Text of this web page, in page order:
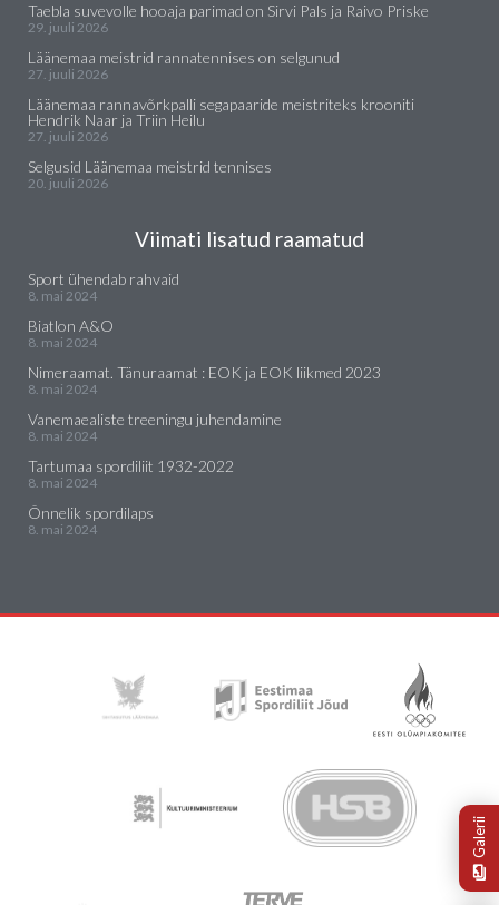
Galerii
Taebla suvevolle hooaja parimad on Sirvi Pals ja Raivo Priske
29. juuli 2026
Läänemaa meistrid rannatennises on selgunud
27. juuli 2026
Läänemaa rannavõrkpalli segapaaride meistriteks krooniti
Hendrik Naar ja Triin Heilu
27. juuli 2026
Selgusid Läänemaa meistrid tennises
20. juuli 2026
Viimati lisatud raamatud
Sport ühendab rahvaid
8. mai 2024
Biatlon A&O
8. mai 2024
Nimeraamat. Tänuraamat : EOK ja EOK liikmed 2023
8. mai 2024
Vanemaealiste treeningu juhendamine
8. mai 2024
Tartumaa spordiliit 1932-2022
8. mai 2024
Õnnelik spordilaps
8. mai 2024